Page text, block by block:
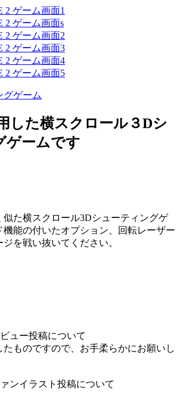
グゲーム
した横スクロール３Dシ
ゲームです
似た横スクロール3Dシューティングゲ
機能の付いたオプション、回転レーザー
を戦い抜いてください。
ュー投稿について
ものですので、お手柔らかにお願いし
ンイラスト投稿について